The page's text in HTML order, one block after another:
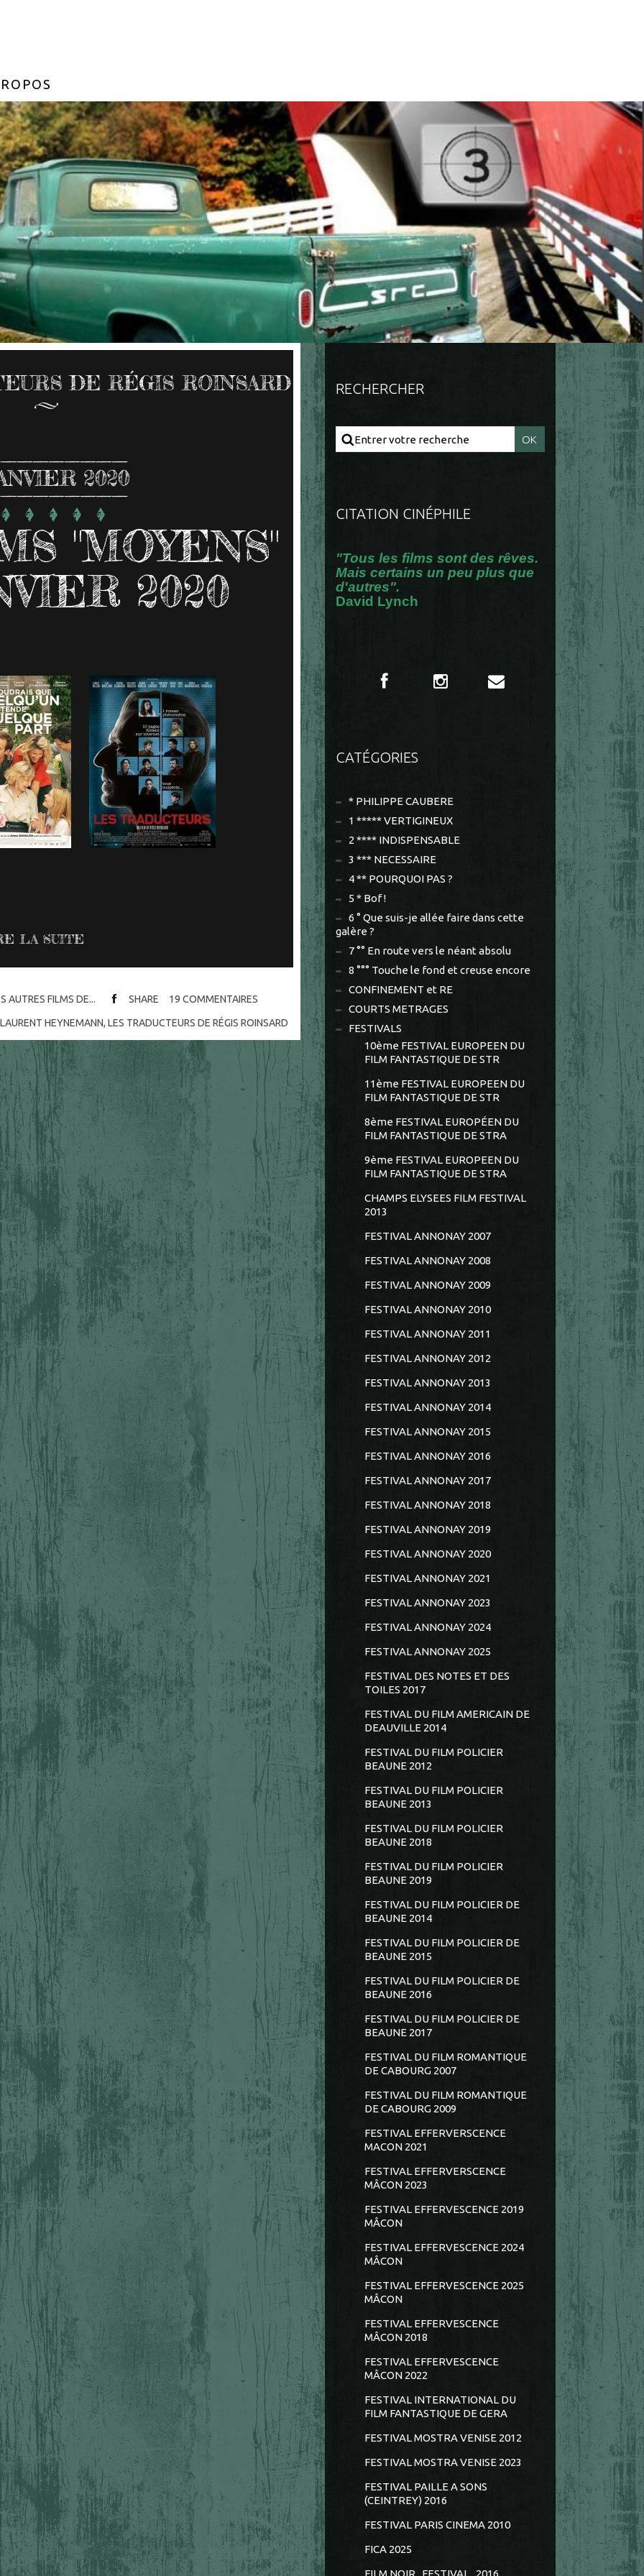
DE RÉGIS ROINSARD
2020
"MOYENS"
2020
LA SUITE
AUTRES FILMS DE... SHARE 19 COMMENTAIRES
HEYNEMANN, LES TRADUCTEURS DE RÉGIS ROINSARD
RECHERCHER
CITATION CINÉPHILE
"Tous les films sont des rêves.
Mais certains un peu plus que
d'autres".
David Lynch
CATÉGORIES
* PHILIPPE CAUBERE
1 ***** VERTIGINEUX
2 **** INDISPENSABLE
3 *** NECESSAIRE
4 ** POURQUOI PAS ?
5 * Bof !
6 ° Que suis-je allée faire dans cette
galère ?
7 °° En route vers le néant absolu
8 °°° Touche le fond et creuse encore
CONFINEMENT et RE
COURTS METRAGES
FESTIVALS
10ème FESTIVAL EUROPEEN DU
FILM FANTASTIQUE DE STR
11ème FESTIVAL EUROPEEN DU
FILM FANTASTIQUE DE STR
8ème FESTIVAL EUROPÉEN DU
FILM FANTASTIQUE DE STRA
9ème FESTIVAL EUROPEEN DU
FILM FANTASTIQUE DE STRA
CHAMPS ELYSEES FILM FESTIVAL
2013
FESTIVAL ANNONAY 2007
FESTIVAL ANNONAY 2008
FESTIVAL ANNONAY 2009
FESTIVAL ANNONAY 2010
FESTIVAL ANNONAY 2011
FESTIVAL ANNONAY 2012
FESTIVAL ANNONAY 2013
FESTIVAL ANNONAY 2014
FESTIVAL ANNONAY 2015
FESTIVAL ANNONAY 2016
FESTIVAL ANNONAY 2017
FESTIVAL ANNONAY 2018
FESTIVAL ANNONAY 2019
FESTIVAL ANNONAY 2020
FESTIVAL ANNONAY 2021
FESTIVAL ANNONAY 2023
FESTIVAL ANNONAY 2024
FESTIVAL ANNONAY 2025
FESTIVAL DES NOTES ET DES
TOILES 2017
FESTIVAL DU FILM AMERICAIN DE
DEAUVILLE 2014
FESTIVAL DU FILM POLICIER
BEAUNE 2012
FESTIVAL DU FILM POLICIER
BEAUNE 2013
FESTIVAL DU FILM POLICIER
BEAUNE 2018
FESTIVAL DU FILM POLICIER
BEAUNE 2019
FESTIVAL DU FILM POLICIER DE
BEAUNE 2014
FESTIVAL DU FILM POLICIER DE
BEAUNE 2015
FESTIVAL DU FILM POLICIER DE
BEAUNE 2016
FESTIVAL DU FILM POLICIER DE
BEAUNE 2017
FESTIVAL DU FILM ROMANTIQUE
DE CABOURG 2007
FESTIVAL DU FILM ROMANTIQUE
DE CABOURG 2009
FESTIVAL EFFERVERSCENCE
MACON 2021
FESTIVAL EFFERVERSCENCE
MÂCON 2023
FESTIVAL EFFERVESCENCE 2019
MÂCON
FESTIVAL EFFERVESCENCE 2024
MÂCON
FESTIVAL EFFERVESCENCE 2025
MÂCON
FESTIVAL EFFERVESCENCE
MÂCON 2018
FESTIVAL EFFERVESCENCE
MÂCON 2022
FESTIVAL INTERNATIONAL DU
FILM FANTASTIQUE DE GERA
FESTIVAL MOSTRA VENISE 2012
FESTIVAL MOSTRA VENISE 2023
FESTIVAL PAILLE A SONS
(CEINTREY) 2016
FESTIVAL PARIS CINEMA 2010
FICA 2025